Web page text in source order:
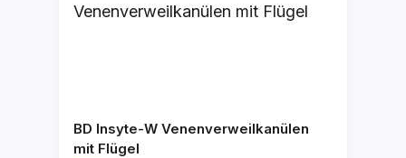
BD Insyte-W Venenverweilkanülen
mit Flügel